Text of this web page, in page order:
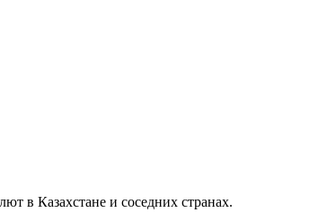
в Казахстане и соседних странах.